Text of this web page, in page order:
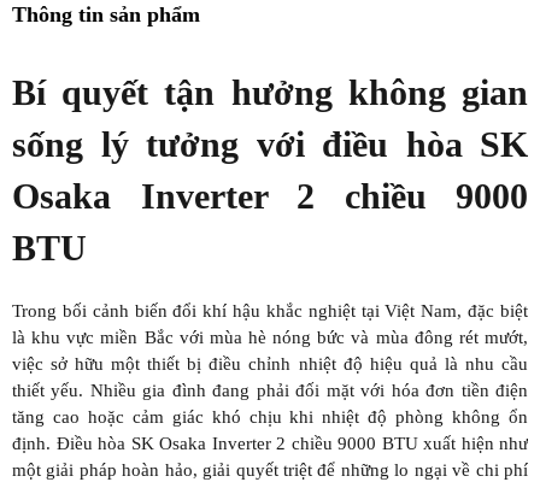
Thông tin sản phẩm
Bí quyết tận hưởng không gian
sống lý tưởng với điều hòa SK
Osaka Inverter 2 chiều 9000
BTU
Trong bối cảnh biến đổi khí hậu khắc nghiệt tại Việt Nam, đặc biệt
là khu vực miền Bắc với mùa hè nóng bức và mùa đông rét mướt,
việc sở hữu một thiết bị điều chỉnh nhiệt độ hiệu quả là nhu cầu
thiết yếu. Nhiều gia đình đang phải đối mặt với hóa đơn tiền điện
tăng cao hoặc cảm giác khó chịu khi nhiệt độ phòng không ổn
định. Điều hòa SK Osaka Inverter 2 chiều 9000 BTU xuất hiện như
một giải pháp hoàn hảo, giải quyết triệt để những lo ngại về chi phí